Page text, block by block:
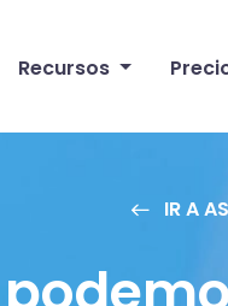
Recursos
IR A